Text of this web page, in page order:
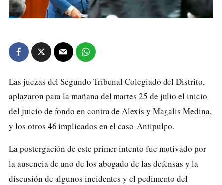
Las juezas del Segundo Tribunal Colegiado del Distrito,
aplazaron para la mañana del martes 25 de julio el inicio
del juicio de fondo en contra de Alexis y Magalis Medina,
y los otros 46 implicados en el caso Antipulpo.
La postergación de este primer intento fue motivado por
la ausencia de uno de los abogado de las defensas y la
discusión de algunos incidentes y el pedimento del